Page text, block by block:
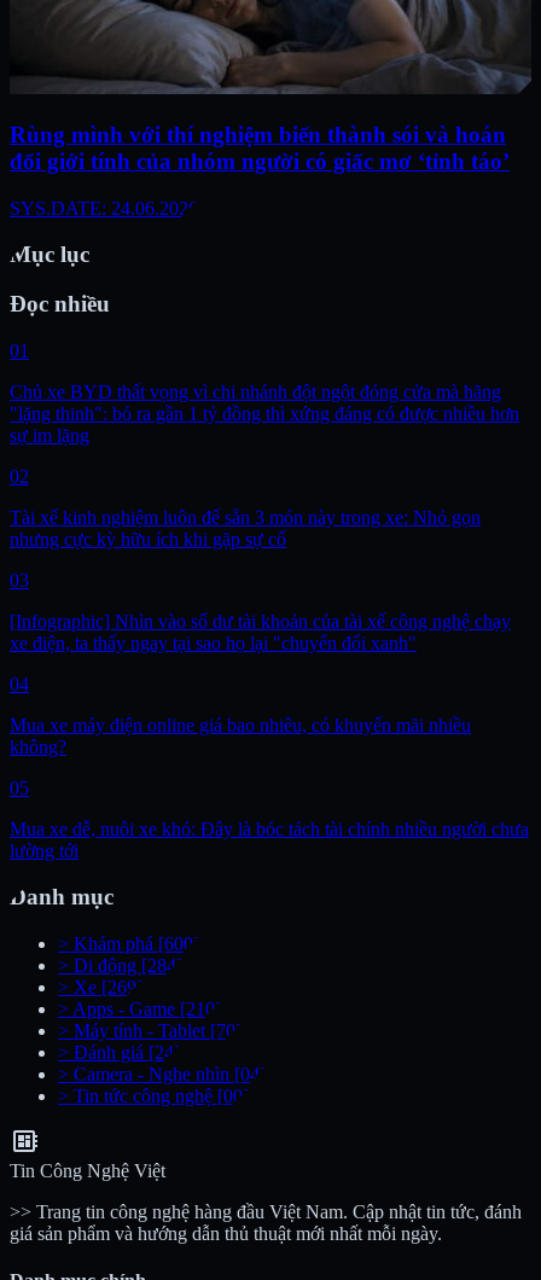
Rùng mình với thí nghiệm biến thành sói và hoán
đổi giới tính của nhóm người có giấc mơ ‘tỉnh táo’
SYS.DATE: 24.06.2026
Mục lục
Đọc nhiều
01
Chủ xe BYD thất vọng vì chi nhánh đột ngột đóng cửa mà hãng
"lặng thinh": bỏ ra gần 1 tỷ đồng thì xứng đáng có được nhiều hơn
sự im lặng
02
Tài xế kinh nghiệm luôn để sẵn 3 món này trong xe: Nhỏ gọn
nhưng cực kỳ hữu ích khi gặp sự cố
03
[Infographic] Nhìn vào số dư tài khoản của tài xế công nghệ chạy
xe điện, ta thấy ngay tại sao họ lại "chuyển đổi xanh"
04
Mua xe máy điện online giá bao nhiêu, có khuyến mãi nhiều
không?
05
Mua xe dễ, nuôi xe khó: Đây là bóc tách tài chính nhiều người chưa
lường tới
Danh mục
> Khám phá [600]
> Di động [284]
> Xe [269]
> Apps - Game [210]
> Máy tính - Tablet [70]
> Đánh giá [24]
> Camera - Nghe nhìn [04]
> Tin tức công nghệ [00]
developer_board
Tin Công Nghệ Việt
>> Trang tin công nghệ hàng đầu Việt Nam. Cập nhật tin tức, đánh
giá sản phẩm và hướng dẫn thủ thuật mới nhất mỗi ngày.